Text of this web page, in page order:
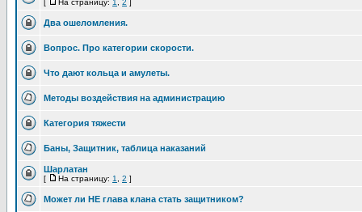
[ На страницу: 1 2 ]
Два ошеломления.
Вопрос. Про категории скорости.
Что дают кольца и амулеты.
Методы воздействия на администрацию
Категория тяжести
Баны, Защитник, таблица наказаний
Шарлатан
[ На страницу: 1 2 ]
Может ли НЕ глава клана стать защитником?